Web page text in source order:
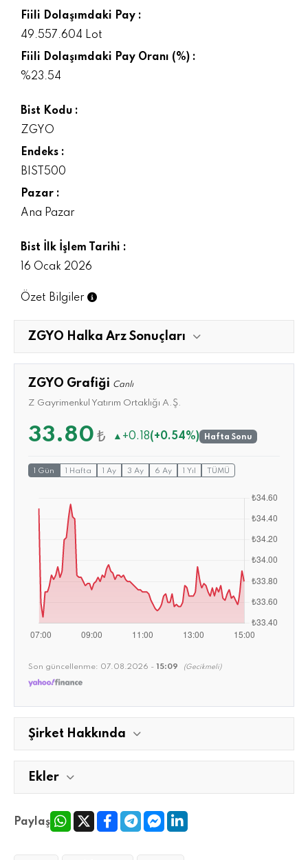
Fiili Dolaşımdaki Pay :
49.557.604 Lot
Fiili Dolaşımdaki Pay Oranı (%) :
%23.54
Bist Kodu :
ZGYO
Endeks :
BIST500
Pazar :
Ana Pazar
Bist İlk İşlem Tarihi :
16 Ocak 2026
Özet Bilgiler
ZGYO Halka Arz Sonuçları
ZGYO Grafiği Canlı
Z Gayrimenkul Yatırım Ortaklığı A.Ş.
33.80 ₺ ▲ +0.18(+0.54%) Hafta Sonu
1 Gün 1 Hafta 1 Ay 3 Ay 6 Ay 1 Yıl TÜMÜ
Son güncellenme: 07.08.2026 - 15:09 (Gecikmeli)
Şirket Hakkında
Ekler
Paylaş